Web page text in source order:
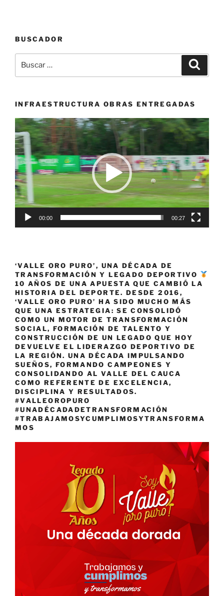
BUSCADOR
por:
INFRAESTRUCTURA OBRAS ENTREGADAS
Reproductor
de
vídeo
00:00 00:27
‘VALLE ORO PURO’, UNA DÉCADA DE
TRANSFORMACIÓN Y LEGADO DEPORTIVO
10 AÑOS DE UNA APUESTA QUE CAMBIÓ LA
HISTORIA DEL DEPORTE. DESDE 2016,
‘VALLE ORO PURO’ HA SIDO MUCHO MÁS
QUE UNA ESTRATEGIA: SE CONSOLIDÓ
COMO UN MOTOR DE TRANSFORMACIÓN
SOCIAL, FORMACIÓN DE TALENTO Y
CONSTRUCCIÓN DE UN LEGADO QUE HOY
DEVUELVE EL LIDERAZGO DEPORTIVO DE
LA REGIÓN. UNA DÉCADA IMPULSANDO
SUEÑOS, FORMANDO CAMPEONES Y
CONSOLIDANDO AL VALLE DEL CAUCA
COMO REFERENTE DE EXCELENCIA,
DISCIPLINA Y RESULTADOS.
#VALLEOROPURO
#UNADÉCADADETRANSFORMACIÓN
#TRABAJAMOSYCUMPLIMOSYTRANSFORMA
MOS